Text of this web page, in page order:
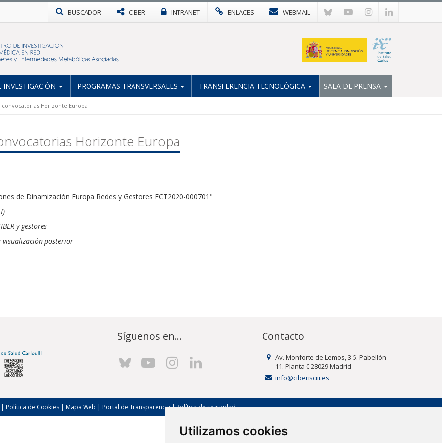
Utilizamos cookies
BUSCADOR CIBER INTRANET ENLACES WEBMAIL
INVESTIGACIÓN PROGRAMAS TRANSVERSALES TRANSFERENCIA TECNOLÓGICA SALA DE PRENSA
convocatorias Horizonte Europa
Horizonte Europa
de Dinamización Europa Redes y Gestores ECT2020-000701"
y gestores
visualización posterior
Síguenos en... Contacto
Av. Monforte de Lemos, 3-5. Pabellón
11. Planta 0 28029 Madrid
info@ciberisciii.es
| Política de Cookies | Mapa Web | Portal de Transparencia|Política de seguridad